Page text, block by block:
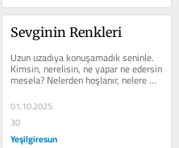
Sevginin Renkleri
Uzun uzadıya konuşamadık seninle.
Kimsin, nerelisin, ne yapar ne edersin
mesela? Nelerden hoşlanır, nelere
kızarsın? Hangi renkleri seversin...
01.10.2025
30
Yeşilgiresun